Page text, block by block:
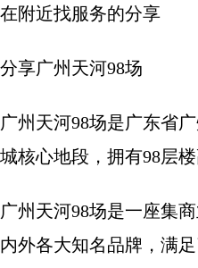
在附近找服务的分享
分享广州天河98场
广州天河98场是广东省
城核心地段，拥有98层
广州天河98场是一座集
内外各大知名品牌，满